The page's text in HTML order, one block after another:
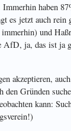
Immerhin haben
es jetzt auch rein
und
ja, das ist ja
akzeptieren,
Gründen
kann: